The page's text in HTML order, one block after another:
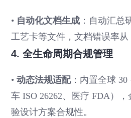
• 自动化文档生成 ：自动汇总
工艺卡等文件，文档错误率从
4. 全生命周期合规管理
•动态法规适配：内置全球
车 ISO 26262、医疗 FDA）
验设计方案合规性。